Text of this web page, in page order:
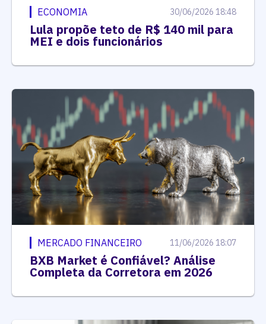
ECONOMIA 30/06/2026 18:48
Lula propõe teto de R$ 140 mil para
MEI e dois funcionários
MERCADO FINANCEIRO 11/06/2026 18:07
BXB Market é Confiável? Análise
Completa da Corretora em 2026